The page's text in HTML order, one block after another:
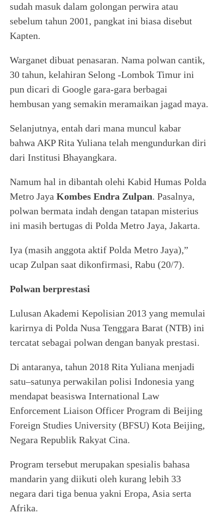
sudah masuk dalam golongan perwira atau
sebelum tahun 2001, pangkat ini biasa disebut
Kapten.
Warganet dibuat penasaran. Nama polwan cantik,
30 tahun, kelahiran Selong -Lombok Timur ini
pun dicari di Google gara-gara berbagai
hembusan yang semakin meramaikan jagad maya.
Selanjutnya, entah dari mana muncul kabar
bahwa AKP Rita Yuliana telah mengundurkan diri
dari Institusi Bhayangkara.
Namum hal in dibantah olehi Kabid Humas Polda
Metro Jaya Kombes Endra Zulpan. Pasalnya,
polwan bermata indah dengan tatapan misterius
ini masih bertugas di Polda Metro Jaya, Jakarta.
Iya (masih anggota aktif Polda Metro Jaya),”
ucap Zulpan saat dikonfirmasi, Rabu (20/7).
Polwan berprestasi
Lulusan Akademi Kepolisian 2013 yang memulai
karirnya di Polda Nusa Tenggara Barat (NTB) ini
tercatat sebagai polwan dengan banyak prestasi.
Di antaranya, tahun 2018 Rita Yuliana menjadi
satu–satunya perwakilan polisi Indonesia yang
mendapat beasiswa International Law
Enforcement Liaison Officer Program di Beijing
Foreign Studies University (BFSU) Kota Beijing,
Negara Republik Rakyat Cina.
Program tersebut merupakan spesialis bahasa
mandarin yang diikuti oleh kurang lebih 33
negara dari tiga benua yakni Eropa, Asia serta
Afrika.